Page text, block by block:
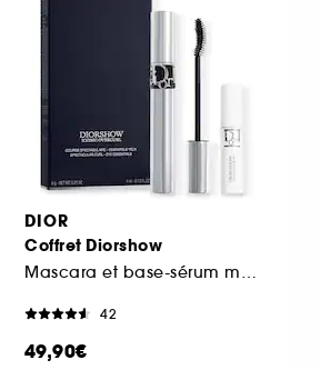
DIOR
Coffret Diorshow
42
49,90€